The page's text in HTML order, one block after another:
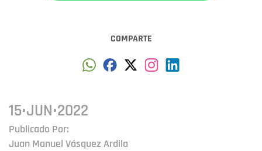
COMPARTE
Publicado Por:
Juan Manuel Vásquez Ardila
15•JUN•2022